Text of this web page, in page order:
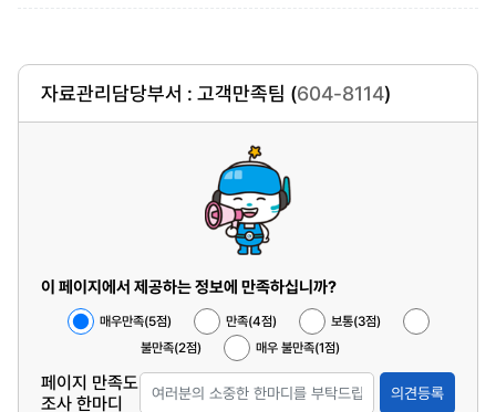
자료관리담당부서 : 고객만족팀 (604-8114)
이 페이지에서 제공하는 정보에 만족하십니까?
매우만족(5점) 만족(4점)
보통(3점)
불만족(2점)
매우 불만족(1점)
페이지 만족도
조사 한마디
의견등록